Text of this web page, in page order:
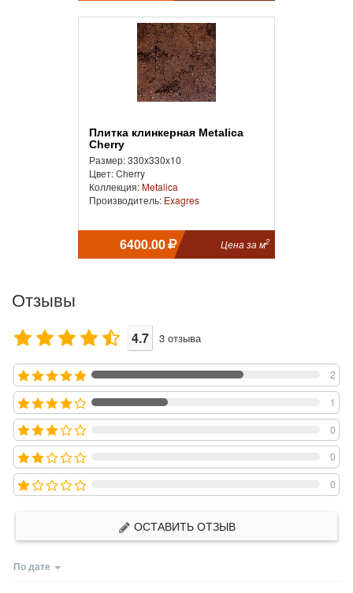
Плитка клинкерная Metalica
Cherry
Размер: 330x330x10
Цвет: Cherry
Коллекция:Metalica
Производитель: Exagres
6400.00 Цена за м2
Отзывы
4.7 3 отзыва
2
1
0
0
0
ОСТАВИТЬ ОТЗЫВ
По дате